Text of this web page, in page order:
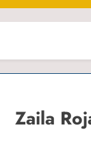
Zaila